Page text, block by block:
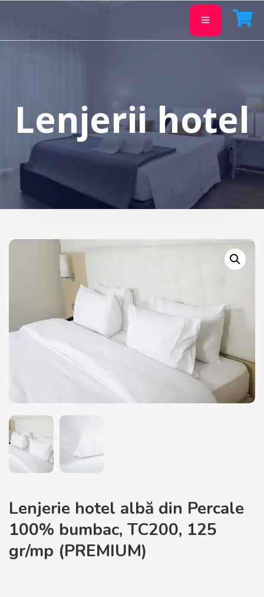
Lenjerii hotel
Lenjerie hotel albă din Percale
100% bumbac, TC200, 125
gr/mp (PREMIUM)